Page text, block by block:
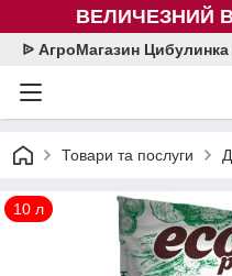
ВЕЛИЧЕЗНИЙ
ᐉ АгроМагазин
Товари та послуги
10 л